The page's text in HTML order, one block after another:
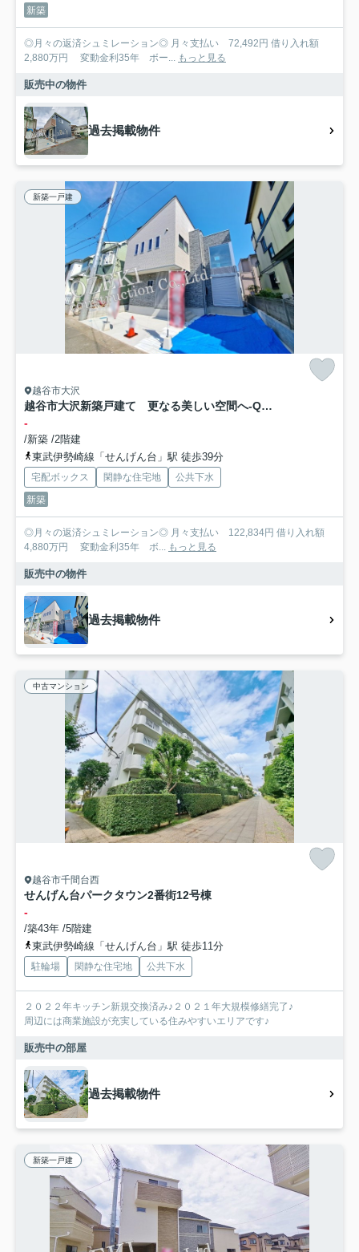
新築
◎月々の返済シュミレーション◎ 月々支払い 72,492円 借り入れ額
2,880万円 変動金利35年 ボー...
もっと見る
販売中の物件
過去掲載物件
新築一戸建
越谷市大沢
越谷市大沢新築戸建て 更なる美しい空間へ-QUAD V-
-
/新築 /2階建
東武伊勢崎線「せんげん台」駅 徒歩39分
宅配ボックス 閑静な住宅地
公共下水
新築
◎月々の返済シュミレーション◎ 月々支払い 122,834円 借り入れ額
4,880万円 変動金利35年 ボ...
もっと見る
販売中の物件
過去掲載物件
中古マンション
越谷市千間台西
せんげん台パークタウン2番街12号棟
-
/築43年 /5階建
東武伊勢崎線「せんげん台」駅 徒歩11分
駐輪場 閑静な住宅地 公共下水
２０２２年キッチン新規交換済み♪２０２１年大規模修繕完了♪
周辺には商業施設が充実している住みやすいエリアです♪
販売中の部屋
過去掲載物件
新築一戸建